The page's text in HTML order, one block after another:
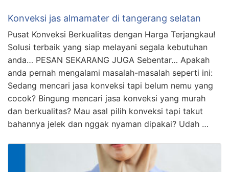
Konveksi jas almamater di tangerang selatan
Pusat Konveksi Berkualitas dengan Harga Terjangkau!
Solusi terbaik yang siap melayani segala kebutuhan
anda… PESAN SEKARANG JUGA Sebentar… Apakah
anda pernah mengalami masalah-masalah seperti ini:
Sedang mencari jasa konveksi tapi belum nemu yang
cocok? Bingung mencari jasa konveksi yang murah
dan berkualitas? Mau asal pilih konveksi tapi takut
bahannya jelek dan nggak nyaman dipakai? Udah …